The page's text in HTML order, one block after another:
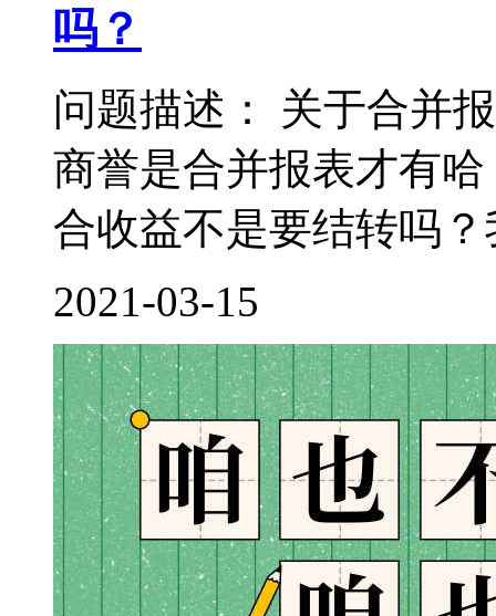
吗？
问题描述： 关于合并
商誉是合并报表才有
合收益不是要结转吗
2021-03-15